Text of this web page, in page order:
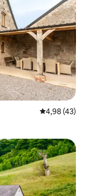
4,98 de uma
4,98 (43)